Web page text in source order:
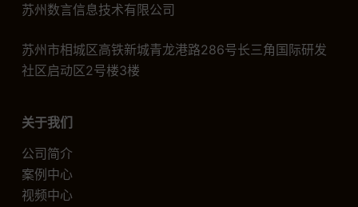
苏州数言信息技术有限公司
苏州市相城区高铁新城青龙港路286号长三角国际研发
社区启动区2号楼3楼
关于我们
公司简介
案例中心
视频中心